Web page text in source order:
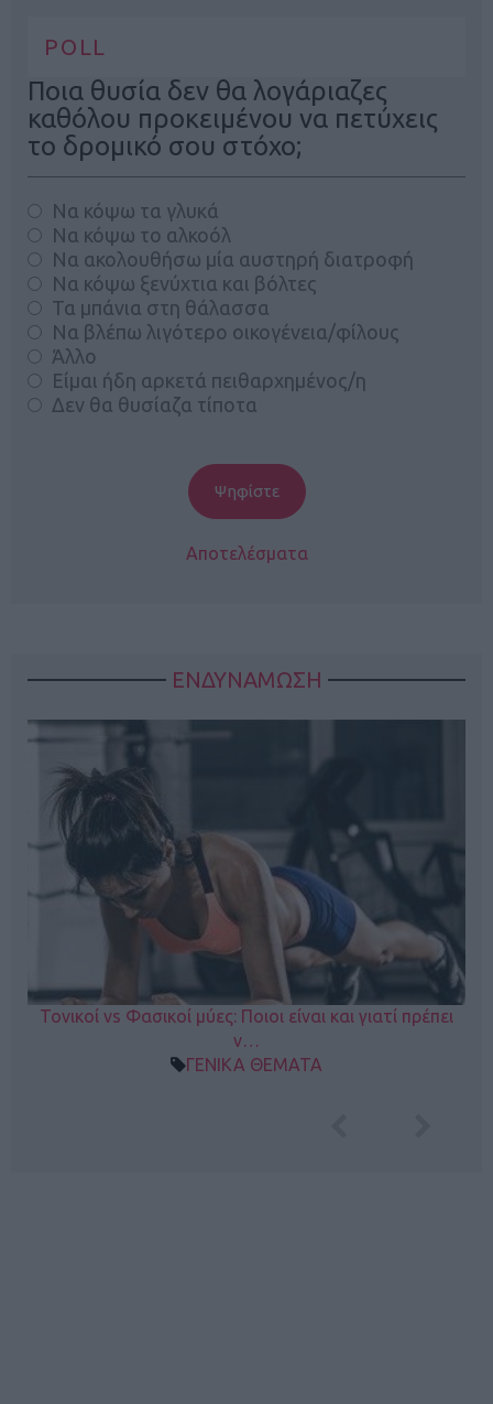
POLL
Ποια θυσία δεν θα λογάριαζες
καθόλου προκειμένου να πετύχεις
το δρομικό σου στόχο;
Να κόψω τα γλυκά
Να κόψω το αλκοόλ
Να ακολουθήσω μία αυστηρή διατροφή
Να κόψω ξενύχτια και βόλτες
Τα μπάνια στη θάλασσα
Να βλέπω λιγότερο οικογένεια/φίλους
Άλλο
Είμαι ήδη αρκετά πειθαρχημένος/η
Δεν θα θυσίαζα τίποτα
Αποτελέσματα
ΕΝΔΥΝΑΜΩΣΗ
Τονικοί vs Φασικοί μύες: Ποιοι είναι και γιατί πρέπει
ν…
ΓΕΝΙΚΑ ΘΕΜΑΤΑ